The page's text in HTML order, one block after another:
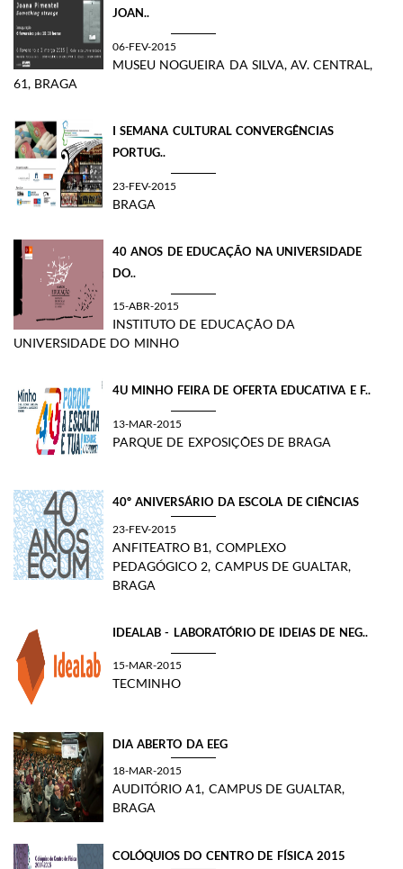
JOAN..
06-FEV-2015
MUSEU NOGUEIRA DA SILVA, AV. CENTRAL,
61, BRAGA
I SEMANA CULTURAL CONVERGÊNCIAS
PORTUG..
23-FEV-2015
BRAGA
40 ANOS DE EDUCAÇÃO NA UNIVERSIDADE
DO..
15-ABR-2015
INSTITUTO DE EDUCAÇÃO DA
UNIVERSIDADE DO MINHO
4U MINHO FEIRA DE OFERTA EDUCATIVA E F..
13-MAR-2015
PARQUE DE EXPOSIÇÕES DE BRAGA
40º ANIVERSÁRIO DA ESCOLA DE CIÊNCIAS
23-FEV-2015
ANFITEATRO B1, COMPLEXO
PEDAGÓGICO 2, CAMPUS DE GUALTAR,
BRAGA
IDEALAB - LABORATÓRIO DE IDEIAS DE NEG..
15-MAR-2015
TECMINHO
DIA ABERTO DA EEG
18-MAR-2015
AUDITÓRIO A1, CAMPUS DE GUALTAR,
BRAGA
COLÓQUIOS DO CENTRO DE FÍSICA 2015